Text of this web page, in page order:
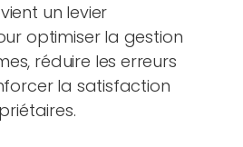
un levier
optimiser la gestion
réduire les erreurs
la satisfaction